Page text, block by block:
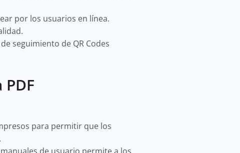
por los usuarios en línea.
seguimiento de QR Codes
para permitir que los